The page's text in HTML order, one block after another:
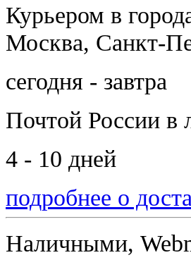
Курьером в
Москва, Санкт-
сегодня - завтра
Почтой России в
4 - 10 дней
подробнее о
Наличными,